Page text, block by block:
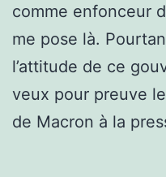
comme enfonceur
me pose là.
l’attitude de ce
veux pour preuve
de Macron à la